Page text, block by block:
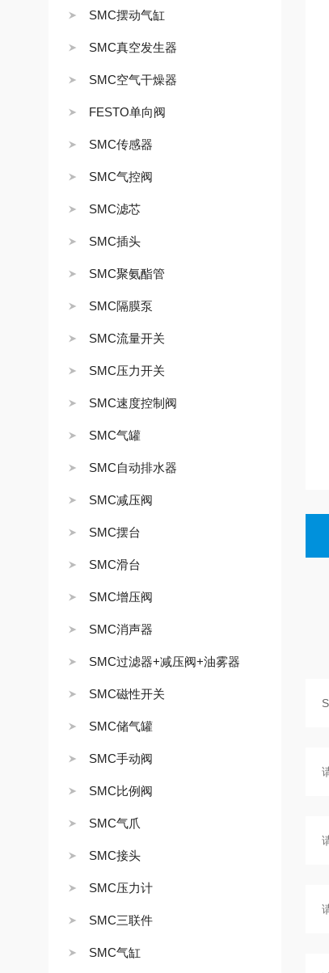
SMC摆动气缸
SMC真空发生器
SMC空气干燥器
FESTO单向阀
SMC传感器
SMC气控阀
SMC滤芯
SMC插头
SMC聚氨酯管
SMC隔膜泵
SMC流量开关
SMC压力开关
SMC速度控制阀
SMC气罐
SMC自动排水器
SMC减压阀
SMC摆台
SMC滑台
SMC增压阀
SMC消声器
SMC过滤器+减压阀+油雾器
SMC磁性开关
SMC储气罐
SMC手动阀
SMC比例阀
SMC气爪
SMC接头
SMC压力计
SMC三联件
SMC气缸